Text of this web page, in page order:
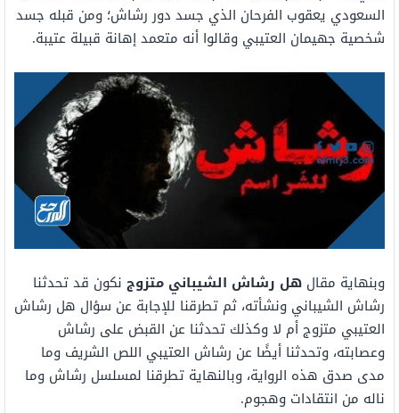
السعودي يعقوب الفرحان الذي جسد دور رشاش؛ ومن قبله جسد
شخصية جهيمان العتيبي وقالوا أنه متعمد إهانة قبيلة عتيبة.
وبنهاية مقال هل رشاش الشيباني متزوج نكون قد تحدثنا
رشاش الشيباني ونشأته، ثم تطرقنا للإجابة عن سؤال هل رشاش
العتيبي متزوج أم لا وكذلك تحدثنا عن القبض على رشاش
وعصابته، وتحدثنا أيضًا عن رشاش العتيبي اللص الشريف وما
مدى صدق هذه الرواية، وبالنهاية تطرقنا لمسلسل رشاش وما
ناله من انتقادات وهجوم.